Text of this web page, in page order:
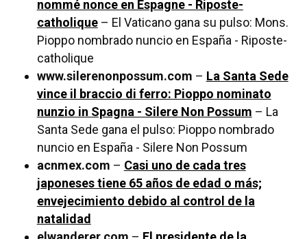
nommé nonce en Espagne - Riposte-
catholique– El Vaticano gana su pulso: Mons.
Pioppo nombrado nuncio en España - Riposte-
catholique
www.silerenonpossum.com – La Santa Sede
vince il braccio di ferro: Pioppo nominato
nunzio in Spagna - Silere Non Possum – La
Santa Sede gana el pulso: Pioppo nombrado
nuncio en España - Silere Non Possum
acnmex.com – Casi uno de cada tres
japoneses tiene 65 años de edad o más;
envejecimiento debido al control de la
natalidad